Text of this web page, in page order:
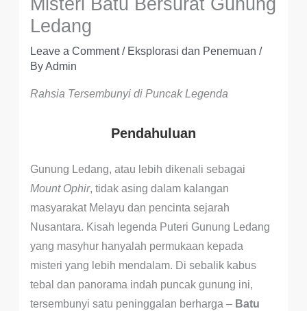
Ledang
Leave a Comment / Eksplorasi dan Penemuan /
ByAdmin
Rahsia Tersembunyi di Puncak Legenda
Pendahuluan
Gunung Ledang, atau lebih dikenali sebagai
Mount Ophir, tidak asing dalam kalangan
masyarakat Melayu dan pencinta sejarah
Nusantara. Kisah legenda Puteri Gunung Ledang
yang masyhur hanyalah permukaan kepada
misteri yang lebih mendalam. Di sebalik kabus
tebal dan panorama indah puncak gunung ini,
tersembunyi satu peninggalan berharga – Batu